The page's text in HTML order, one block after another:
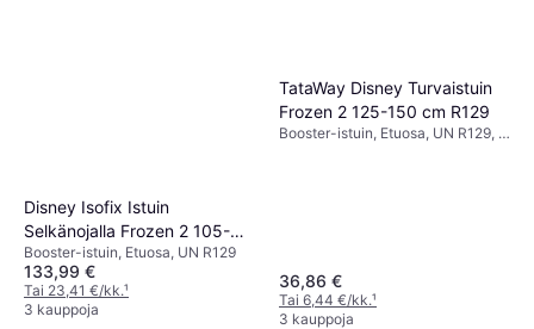
Disney Isofix Istuin
Selkänojalla Frozen 2 105-
150 cm R129
Booster-istuin, Etuosa, UN R129
133,99 €
Tai 23,41 €/kk.¹
3 kauppoja
TataWay Disney Turvaistuin
Frozen 2 125-150 cm R129
Booster-istuin, Etuosa, UN R129, i-
36,86 €
Tai 6,44 €/kk.¹
3 kauppoja